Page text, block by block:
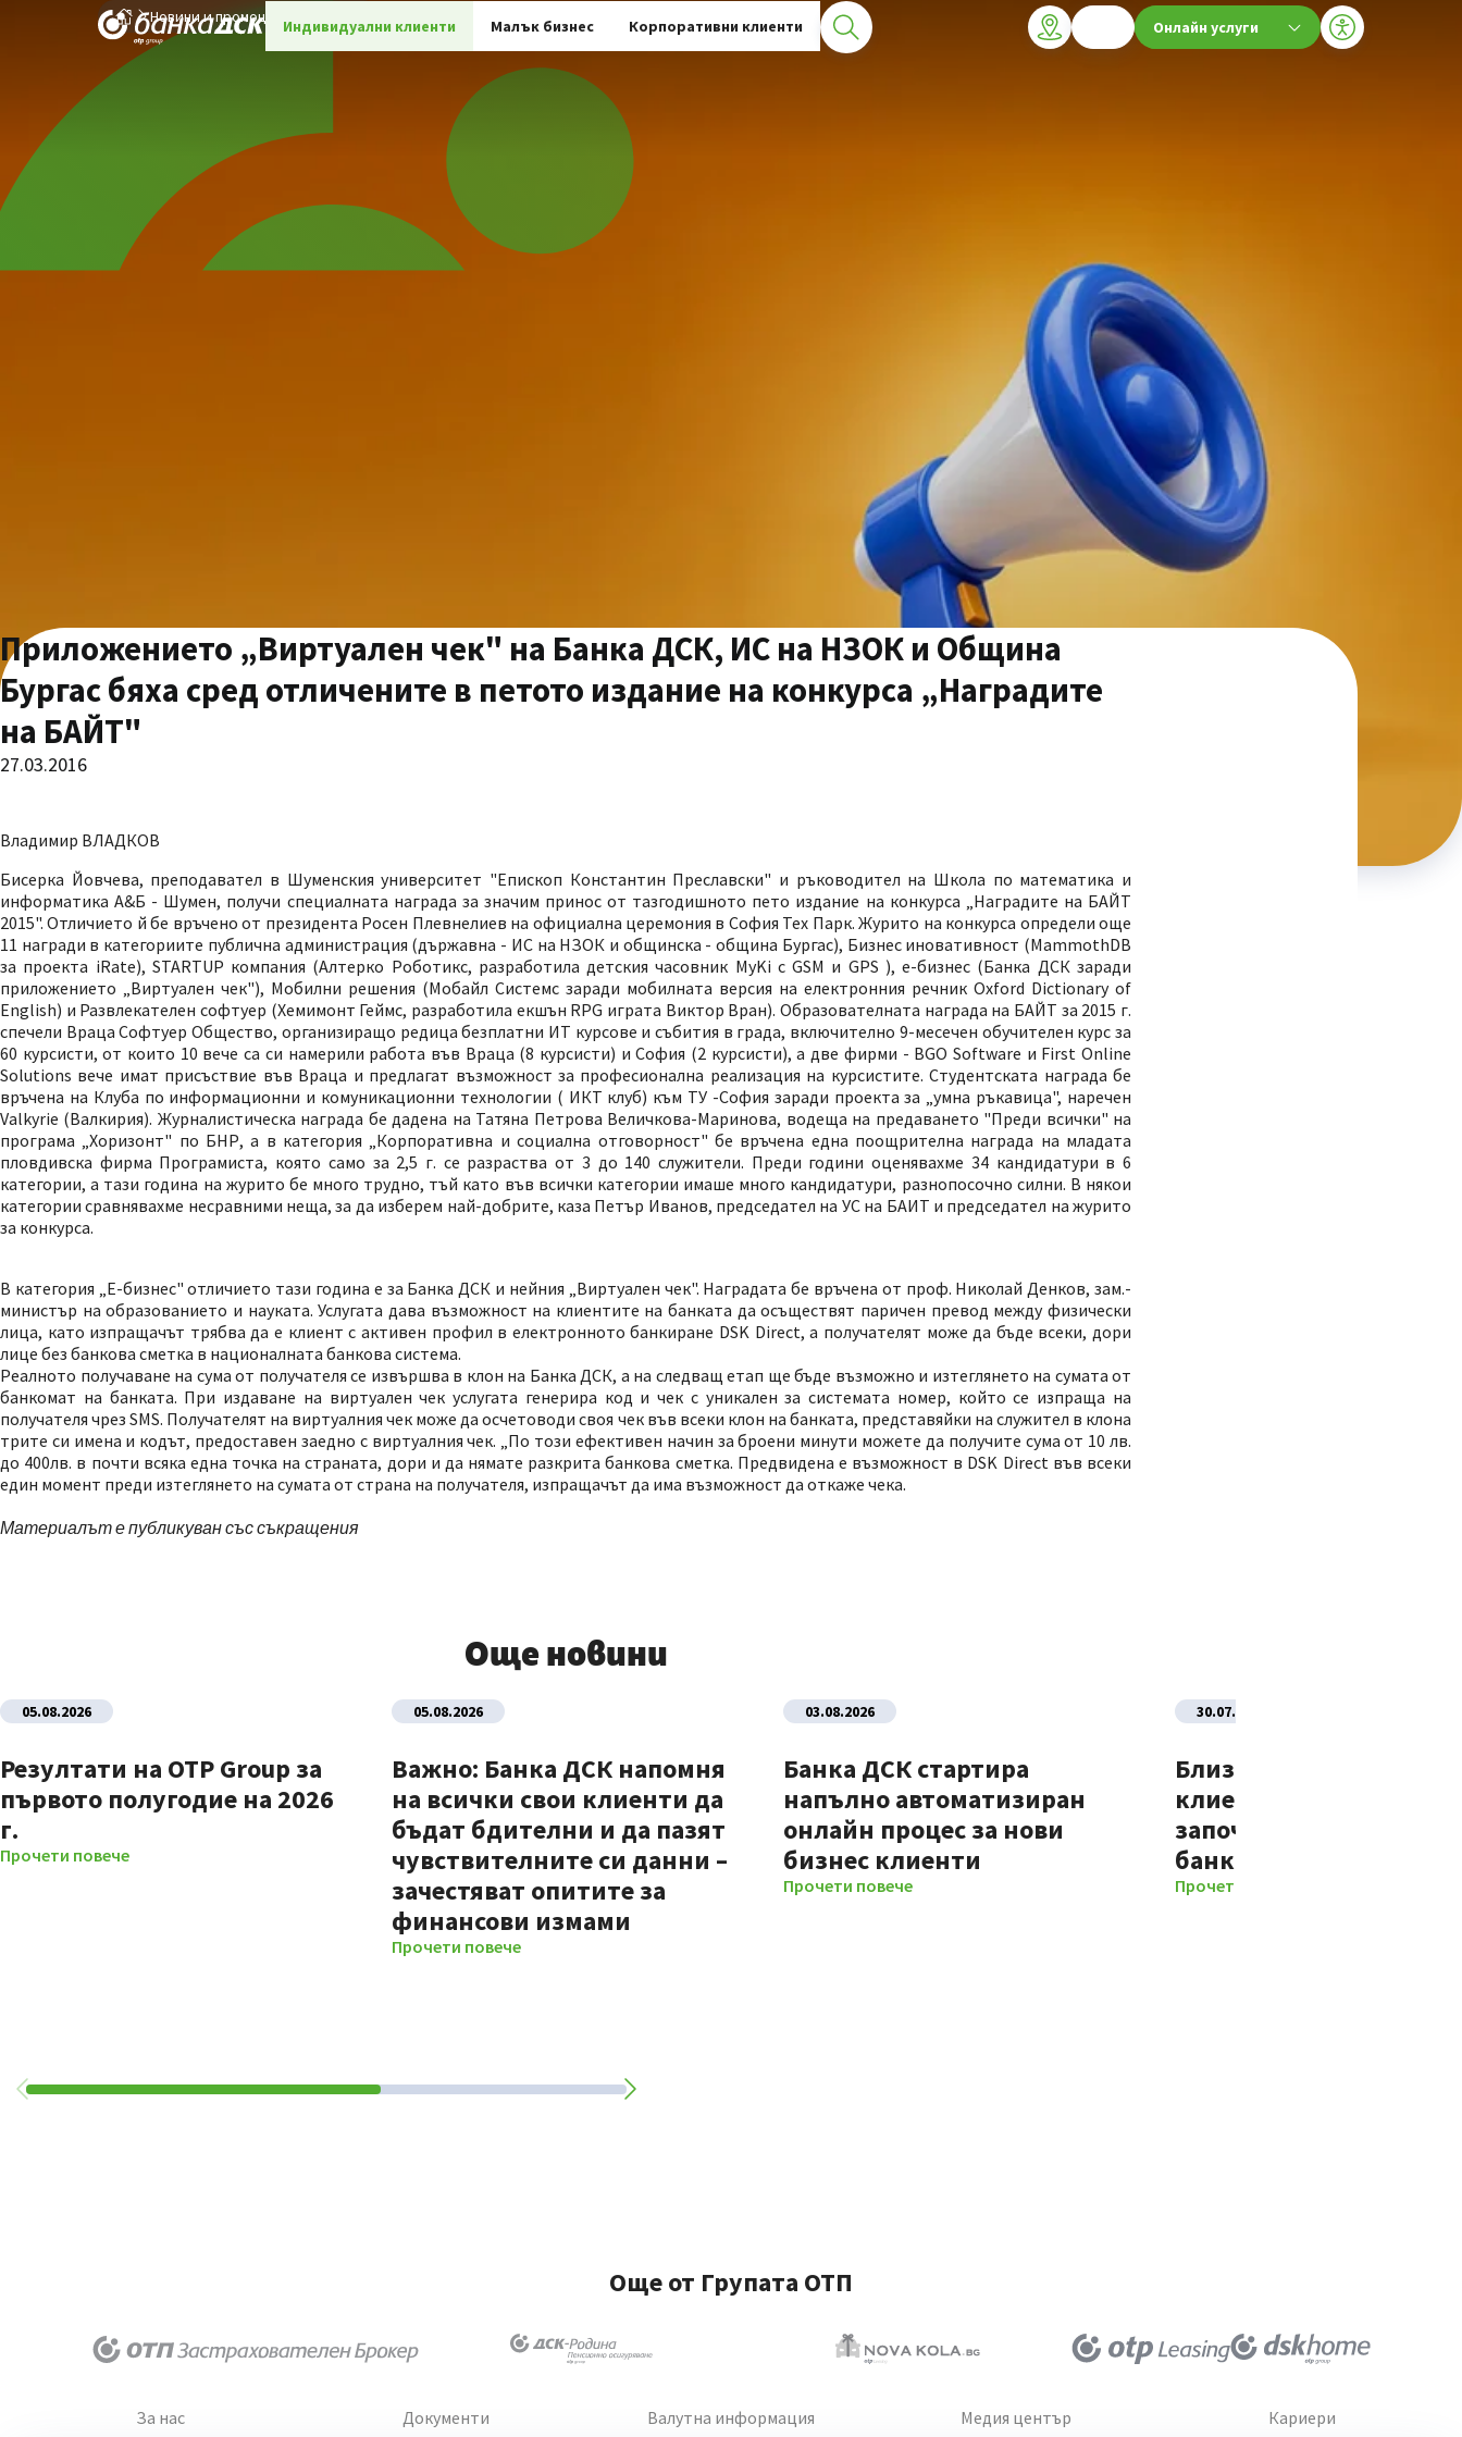
Индивидуални клиенти Малък бизнес Корпоративни клиенти Онлайн услуги
Новини и промоции
Приложението „Виртуален чек" на Банка ДСК, ИС на НЗОК и Община
Бургас бяха сред отличените в петото издание на конкурса „Наградите
на БАЙТ"
27.03.2016
Владимир ВЛАДКОВ
Бисерка Йовчева, преподавател в Шуменския университет "Епископ Константин Преславски" и ръководител на Школа по математика и
информатика А&Б - Шумен, получи специалната награда за значим принос от тазгодишното пето издание на конкурса „Наградите на БАЙТ
2015". Отличието й бе връчено от президента Росен Плевнелиев на официална церемония в София Тех Парк. Журито на конкурса определи още
11 награди в категориите публична администрация (държавна - ИС на НЗОК и общинска - община Бургас), Бизнес иновативност (MammothDB
за проекта iRate), STARTUP компания (Алтерко Роботикс, разработила детския часовник MyKi с GSM и GPS ), е-бизнес (Банка ДСК заради
приложението „Виртуален чек"), Мобилни решения (Мобайл Системс заради мобилната версия на електронния речник Oxford Dictionary of
English) и Развлекателен софтуер (Хемимонт Геймс, разработила екшън RPG играта Виктор Вран). Образователната награда на БАЙТ за 2015 г.
спечели Враца Софтуер Общество, организиращо редица безплатни ИТ курсове и събития в града, включително 9-месечен обучителен курс за
60 курсисти, от които 10 вече са си намерили работа във Враца (8 курсисти) и София (2 курсисти), а две фирми - BGO Software и First Online
Solutions вече имат присъствие във Враца и предлагат възможност за професионална реализация на курсистите. Студентската награда бе
връчена на Клуба по информационни и комуникационни технологии ( ИКТ клуб) към ТУ -София заради проекта за „умна ръкавица", наречен
Valkyrie (Валкирия). Журналистическа награда бе дадена на Татяна Петрова Величкова-Маринова, водеща на предаването "Преди всички" на
програма „Хоризонт" по БНР, а в категория „Корпоративна и социална отговорност" бе връчена една поощрителна награда на младата
пловдивска фирма Програмиста, която само за 2,5 г. се разраства от 3 до 140 служители. Преди години оценявахме 34 кандидатури в 6
категории, а тази година на журито бе много трудно, тъй като във всички категории имаше много кандидатури, разнопосочно силни. В някои
категории сравнявахме несравними неща, за да изберем най-добрите, каза Петър Иванов, председател на УС на БАИТ и председател на журито
за конкурса.
В категория „Е-бизнес" отличието тази година е за Банка ДСК и нейния „Виртуален чек". Наградата бе връчена от проф. Николай Денков, зам.-
министър на образованието и науката. Услугата дава възможност на клиентите на банката да осъществят паричен превод между физически
лица, като изпращачът трябва да е клиент с активен профил в електронното банкиране DSK Direct, а получателят може да бъде всеки, дори
лице без банкова сметка в националната банкова система.
Реалното получаване на сума от получателя се извършва в клон на Банка ДСК, а на следващ етап ще бъде възможно и изтеглянето на сумата от
банкомат на банката. При издаване на виртуален чек услугата генерира код и чек с уникален за системата номер, който се изпраща на
получателя чрез SMS. Получателят на виртуалния чек може да осчетоводи своя чек във всеки клон на банката, представяйки на служител в клона
трите си имена и кодът, предоставен заедно с виртуалния чек. „По този ефективен начин за броени минути можете да получите сума от 10 лв.
до 400лв. в почти всяка една точка на страната, дори и да нямате разкрита банкова сметка. Предвидена е възможност в DSK Direct във всеки
един момент преди изтеглянето на сумата от страна на получателя, изпращачът да има възможност да откаже чека.
Материалът е публикуван със съкращения
Още новини
05.08.2026
Резултати на OTP Group за
първото полугодие на 2026
г.
Прочети повече
05.08.2026
Важно: Банка ДСК напомня
на всички свои клиенти да
бъдат бдителни и да пазят
чувствителните си данни –
зачестяват опитите за
финансови измами
Прочети повече
03.08.2026
Банка ДСК стартира
напълно автоматизиран
онлайн процес за нови
бизнес клиенти
Прочети повече
30.07.2026
Близо 70% от новите
клиенти на Банка ДСК
започват отношенията
банката изцяло
Прочети повече
Още от Групата ОТП
За нас
Документи
Валутна информация
Медия център
Кариери